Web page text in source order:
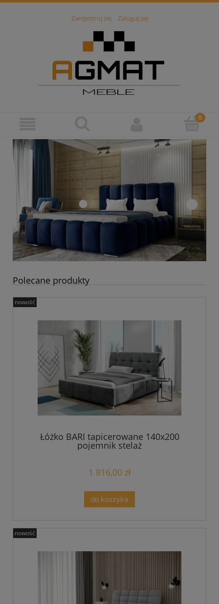
Zarejestruj się Zaloguj się
Polecane produkty
Łóżko BARI tapicerowane 140x200
pojemnik stelaż
1 816,00 zł
do koszyka
nowość
nowość